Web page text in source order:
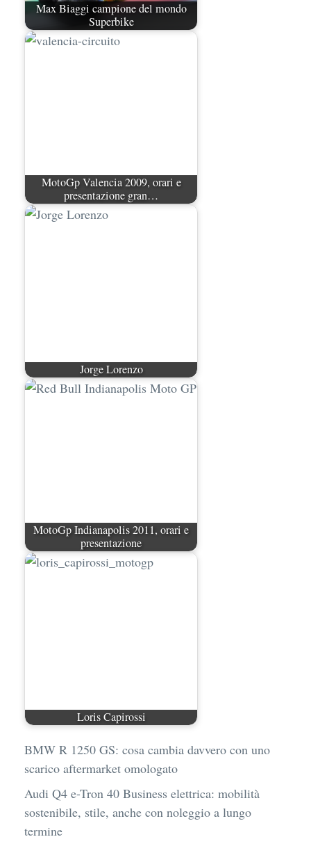
Max Biaggi campione del mondo
Superbike
MotoGp Valencia 2009, orari e
presentazione gran…
Jorge Lorenzo
MotoGp Indianapolis 2011, orari e
presentazione
Loris Capirossi
BMW R 1250 GS: cosa cambia davvero con uno
scarico aftermarket omologato
Audi Q4 e-Tron 40 Business elettrica: mobilità
sostenibile, stile, anche con noleggio a lungo
termine